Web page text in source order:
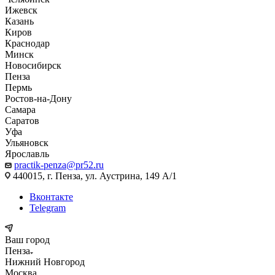
Ижевск
Казань
Киров
Краснодар
Минск
Новосибирск
Пенза
Пермь
Ростов-на-Дону
Самара
Саратов
Уфа
Ульяновск
Ярославль
practik-penza@pr52.ru
440015, г. Пенза, ул. Аустрина, 149 А/1
Вконтакте
Telegram
Ваш город
Пенза
Нижний Новгород
Москва